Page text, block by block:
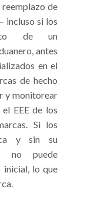
de
incluso si los
de un
antes
en el
de hecho
y monitorear
EEE de los
Si los
y sin su
no puede
inicial, lo que